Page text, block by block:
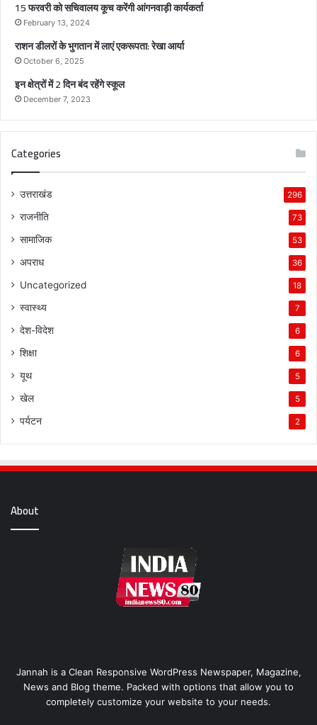
म
15 फरवरी को सचिवालय कूच करेंगी आंगनवाड़ी कार्यकर्ता
February 13, 2024
राशन डीलरों के भुगतान में लाएं एकरूपता: रेखा आर्या
October 6, 2025
इन क्षेत्रों में 2 दिन बंद रहेंगे स्कूल
December 7, 2023
Categories
उत्तराखंड 296
राजनीति 73
सामाजिक 53
अपराध 36
Uncategorized 18
स्वास्थ्य 7
देश-विदेश 6
शिक्षा 6
यूथ 5
खेल 5
पर्यटन 2
About
Jannah is a Clean Responsive WordPress Newspaper, Magazine,
News and Blog theme. Packed with options that allow you to
completely customize your website to your needs.